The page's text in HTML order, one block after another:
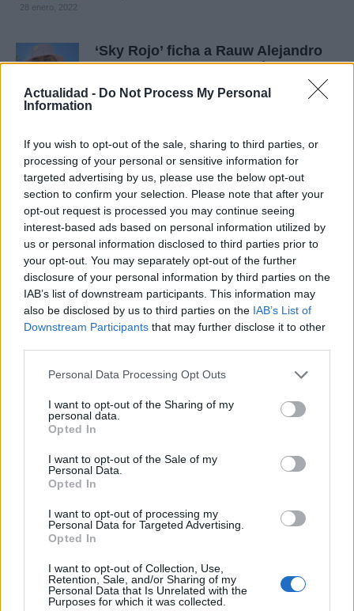
Actualidad - Do Not Process My Personal
Information
If you wish to opt-out of the sale, sharing to third parties, or
processing of your personal or sensitive information for
targeted advertising by us, please use the below opt-out
section to confirm your selection. Please note that after your
opt-out request is processed you may continue seeing
interest-based ads based on personal information utilized by
us or personal information disclosed to third parties prior to
your opt-out. You may separately opt-out of the further
disclosure of your personal information by third parties on the
IAB’s list of downstream participants. This information may
also be disclosed by us to third parties on the IAB’s List of
Downstream Participants that may further disclose it to other
Please note that this website/app uses one or more Google
not limited to your visit or usage behaviour. You may click to
grant or deny consent to Google and its third-party tags to
use your data for below specified purposes in below Google
consent section.
Personal Data Processing Opt Outs
I want to opt-out of the Sharing of my
personal data.
Opted In
I want to opt-out of the Sale of my
Personal Data.
Opted In
I want to opt-out of processing my
Personal Data for Targeted Advertising.
Opted In
I want to opt-out of Collection, Use,
Retention, Sale, and/or Sharing of my
Personal Data that Is Unrelated with the
Purposes for which it was collected.
28 enero, 2022
‘Sky Rojo’ ficha a Rauw Alejandro
para su tercera temporada
triunfa en ‘Café con aroma de
mujer’
20 enero, 2022
Netflix podría poner fin a las
cuentas compartidas en este 2022
Netflix anuncia el estreno de la
segunda temporada de ‘Los
Bridgerton’
una película navideña de Netflix
16 diciembre, 2021
Álvaro Morte se sincera sobre su
experiencia con el cáncer
Estrenos del fin de semana en
+
10 diciembre, 2021